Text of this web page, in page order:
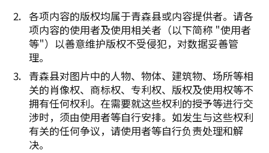
各项内容的版权均属于青森县或内容提供者。请各
项内容的使用者及使用相关者（以下简称 "使用者
等"）以善意维护版权不受侵犯，对数据妥善管
理。
青森县对图片中的人物、物体、建筑物、场所等相
关的肖像权、商标权、专利权、版权及使用权等不
拥有任何权利。在需要就这些权利的授予等进行交
涉时，须由使用者等自行安排。如发生与这些权利
有关的任何争议，请使用者等自行负责处理和解
决。